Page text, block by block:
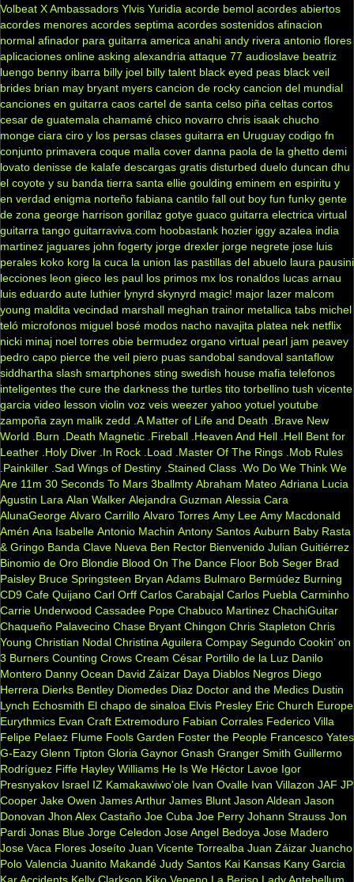
Volbeat X Ambassadors Ylvis Yuridia acorde bemol acordes abiertos
acordes menores acordes septima acordes sostenidos afinacion
normal afinador para guitarra america anahi andy rivera antonio flores
aplicaciones online asking alexandria attaque 77 audioslave beatriz
luengo benny ibarra billy joel billy talent black eyed peas black veil
brides brian may bryant myers cancion de rocky cancion del mundial
canciones en guitarra caos cartel de santa celso piña celtas cortos
cesar de guatemala chamamé chico novarro chris isaak chucho
monge ciara ciro y los persas clases guitarra en Uruguay codigo fn
conjunto primavera coque malla cover danna paola de la ghetto demi
lovato denisse de kalafe descargas gratis disturbed duelo duncan dhu
el coyote y su banda tierra santa ellie goulding eminem en espiritu y
en verdad enigma norteño fabiana cantilo fall out boy fun funky gente
de zona george harrison gorillaz gotye guaco guitarra electrica virtual
guitarra tango guitarraviva.com hoobastank hozier iggy azalea india
martinez jaguares john fogerty jorge drexler jorge negrete jose luis
perales koko korg la cuca la union las pastillas del abuelo laura pausini
lecciones leon gieco les paul los primos mx los ronaldos lucas arnau
luis eduardo aute luthier lynyrd skynyrd magic! major lazer malcom
young maldita vecindad marshall meghan trainor metallica tabs michel
teló microfonos miguel bosé modos nacho navajita platea nek netflix
nicki minaj noel torres obie bermudez organo virtual pearl jam peavey
pedro capo pierce the veil piero puas sandobal sandoval santaflow
siddhartha slash smartphones sting swedish house mafia telefonos
inteligentes the cure the darkness the turtles tito torbellino tush vicente
garcia video lesson violin voz veis weezer yahoo yotuel youtube
zampoña zayn malik zedd .A Matter of Life and Death
.Brave New
World
.Burn .Death Magnetic .Fireball .Heaven And Hell .Hell Bent for
Leather .Holy Diver .In Rock .Load .Master Of The Rings .Mob Rules
.Painkiller .Sad Wings of Destiny .Stained Class .Wo Do We Think We
Are 11m 30 Seconds To Mars 3ballmty Abraham Mateo Adriana Lucia
Agustin Lara Alan Walker Alejandra Guzman Alessia Cara
AlunaGeorge Alvaro Carrillo Alvaro Torres Amy Lee Amy Macdonald
Amén Ana Isabelle Antonio Machin Antony Santos Auburn Baby Rasta
& Gringo Banda Clave Nueva Ben Rector Bienvenido Julian Guitiérrez
Binomio de Oro Blondie Blood On The Dance Floor Bob Seger Brad
Paisley Bruce Springsteen Bryan Adams Bulmaro Bermúdez Burning
CD9 Cafe Quijano Carl Orff Carlos Carabajal Carlos Puebla Carminho
Carrie Underwood Cassadee Pope Chabuco Martinez ChachiGuitar
Chaqueño Palavecino Chase Bryant Chingon Chris Stapleton Chris
Young Christian Nodal Christina Aguilera Compay Segundo Cookin’ on
3 Burners Counting Crows Cream César Portillo de la Luz Danilo
Montero Danny Ocean David Záizar Daya Diablos Negros Diego
Herrera Dierks Bentley Diomedes Diaz Doctor and the Medics Dustin
Lynch Echosmith El chapo de sinaloa Elvis Presley Eric Church Europe
Eurythmics Evan Craft Extremoduro Fabian Corrales Federico Villa
Felipe Pelaez Flume Fools Garden Foster the People Francesco Yates
G-Eazy Glenn Tipton Gloria Gaynor Gnash Granger Smith Guillermo
Rodríguez Fiffe Hayley Williams He Is We Héctor Lavoe Igor
Presnyakov Israel IZ Kamakawiwo'ole Ivan Ovalle Ivan Villazon JAF JP
Cooper Jake Owen James Arthur James Blunt Jason Aldean Jason
Donovan Jhon Alex Castaño Joe Cuba Joe Perry Johann Strauss Jon
Pardi Jonas Blue Jorge Celedon Jose Angel Bedoya Jose Madero
Jose Vaca Flores Joseíto Juan Vicente Torrealba Juan Záizar Juancho
Polo Valencia Juanito Makandé Judy Santos Kai Kansas Kany Garcia
Kar Accidents Kelly Clarkson Kiko Veneno La Beriso Lady Antebellum